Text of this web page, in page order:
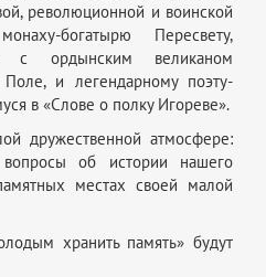
революционной и воинской
богатырю Пересвету,
с ордынским великаном
и легендарному поэту-
в «Слове о полку Игореве».
дружественной атмосфере:
вопросы об истории нашего
местах своей малой
хранить память» будут